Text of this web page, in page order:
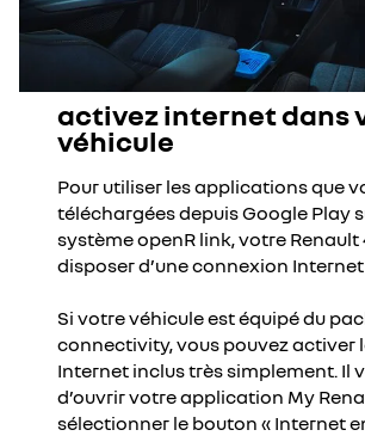
activez internet dans
véhicule
Pour utiliser les applications que
téléchargées depuis Google Play
système openR link, votre Renault
disposer d’une connexion
Si votre véhicule est équipé du
connectivity, vous pouvez activer
Internet inclus très simplement. Il
d’ouvrir votre application My
sélectionner le bouton « Internet